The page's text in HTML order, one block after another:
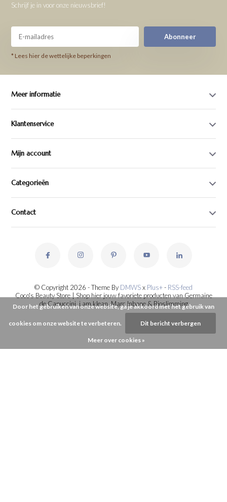
Schrijf je in voor onze nieuwsbrief!
Abonneer
* Lees hier de wettelijke beperkingen
Meer informatie
Klantenservice
Mijn account
Categorieën
Contact
© Copyright 2026 - Theme By DMWSx Plus+- RSS-feed
Coco's Beauty Store | Shop hier jouw favoriete producten van Germaine
de Capuccini, i.am.klean, Marc Inbane & Bioslimming
Door het gebruiken van onze website, ga je akkoord met het gebruik van
cookies om onze website te verbeteren. Dit bericht verbergen
Meer over cookies »